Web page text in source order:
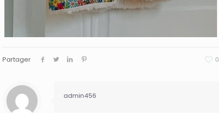
Partager 0
admin456